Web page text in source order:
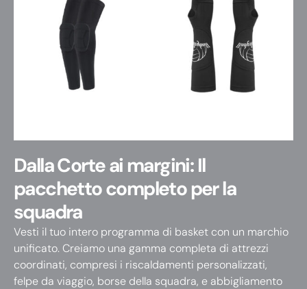
Dalla Corte ai margini: Il
pacchetto completo per la
squadra
Vesti il ​​tuo intero programma di basket con un marchio
unificato. Creiamo una gamma completa di attrezzi
coordinati, compresi i riscaldamenti personalizzati,
felpe da viaggio, borse della squadra, e abbigliamento